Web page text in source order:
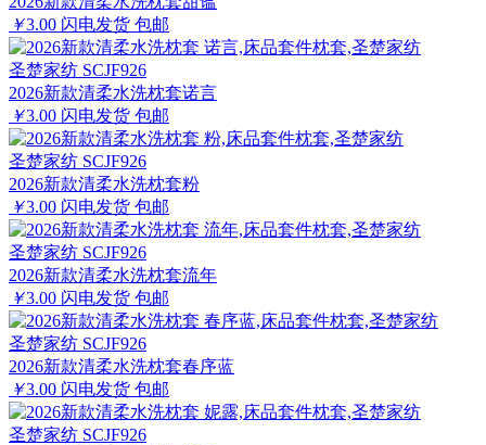
￥3.00 闪电发货 包邮
圣楚家纺 SCJF926
2026新款清柔水洗枕套诺言
￥3.00 闪电发货 包邮
圣楚家纺 SCJF926
2026新款清柔水洗枕套粉
￥3.00 闪电发货 包邮
圣楚家纺 SCJF926
2026新款清柔水洗枕套流年
￥3.00 闪电发货 包邮
圣楚家纺 SCJF926
2026新款清柔水洗枕套春序蓝
￥3.00 闪电发货 包邮
圣楚家纺 SCJF926